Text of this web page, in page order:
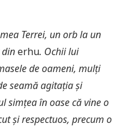
Terrei, un orb la un
erhu. Ochii lui
de oameni, mulți
seamă agitația și
simțea în oase că vine o
și respectuos, precum o